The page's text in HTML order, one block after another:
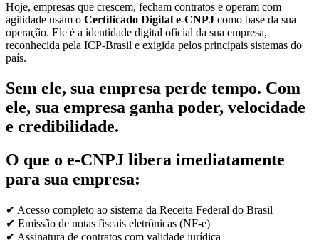
Hoje, empresas que crescem, fecham contratos e operam com
agilidade usam o Certificado Digital e-CNPJ como base da sua
operação. Ele é a identidade digital oficial da sua empresa,
reconhecida pela ICP-Brasil e exigida pelos principais sistemas do
país.
Sem ele, sua empresa perde tempo. Com
ele, sua empresa ganha poder, velocidade
e credibilidade.
O que o e-CNPJ libera imediatamente
para sua empresa:
✔ Acesso completo ao sistema da Receita Federal do Brasil
✔ Emissão de notas fiscais eletrônicas (NF-e)
✔ Assinatura de contratos com validade jurídica